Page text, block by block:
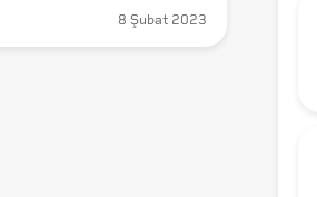
Sonra 8 Şubat 2023